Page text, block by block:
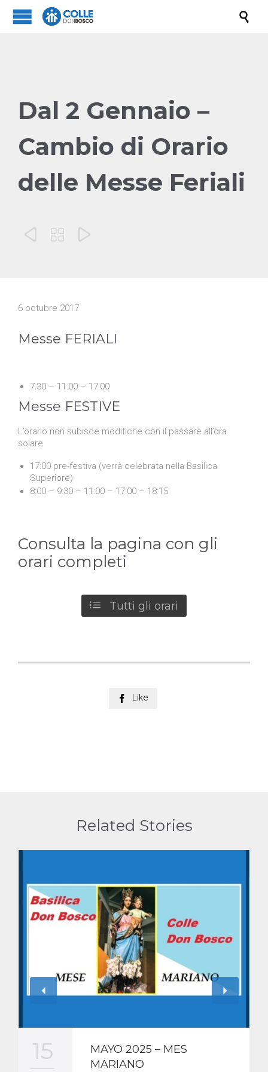

Dal 2 Gennaio –
Cambio di Orario
delle Messe Feriali
  
6 octubre 2017
Messe FERIALI
7:30 – 11:00 – 17:00
Messe FESTIVE
L’orario non subisce modifiche con il passare all’ora
solare
17:00 pre-festiva (verrà celebrata nella Basilica
Superiore)
8:00 – 9:30 – 11:00 – 17:00 – 18:15
Consulta la pagina con gli
orari completi
 Tutti gli orari
 Like
Related Stories
15
MAYO 2025 – MES
MARIANO